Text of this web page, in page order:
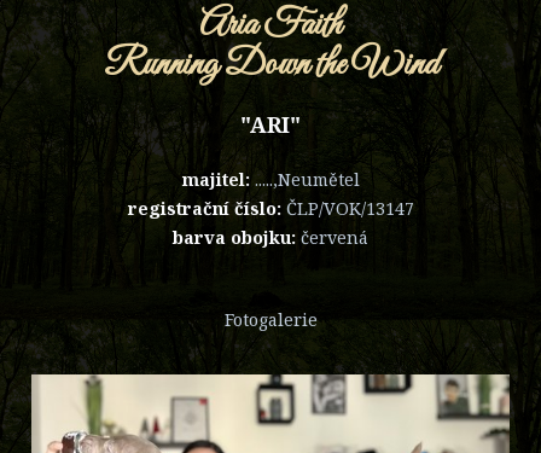
Aria Faith
Running Down the Wind
"ARI"
majitel: .....,Neumětel
registrační číslo: ČLP/VOK/13147
barva obojku: červená
Fotogalerie